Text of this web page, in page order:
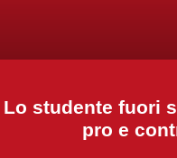
Lo studente fuori
pro e